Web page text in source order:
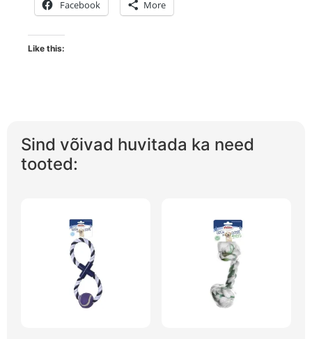
Facebook More
Like this:
Sind võivad huvitada ka need
tooted: